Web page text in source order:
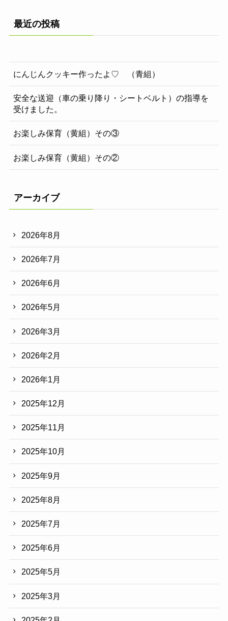
最近の投稿
にんじんクッキー作ったよ♡ （青組）
安全な送迎（車の乗り降り・シートベルト）の指導を
受けました。
お楽しみ保育（黄組）その③
お楽しみ保育（黄組）その②
アーカイブ
2026年8月
2026年7月
2026年6月
2026年5月
2026年3月
2026年2月
2026年1月
2025年12月
2025年11月
2025年10月
2025年9月
2025年8月
2025年7月
2025年6月
2025年5月
2025年3月